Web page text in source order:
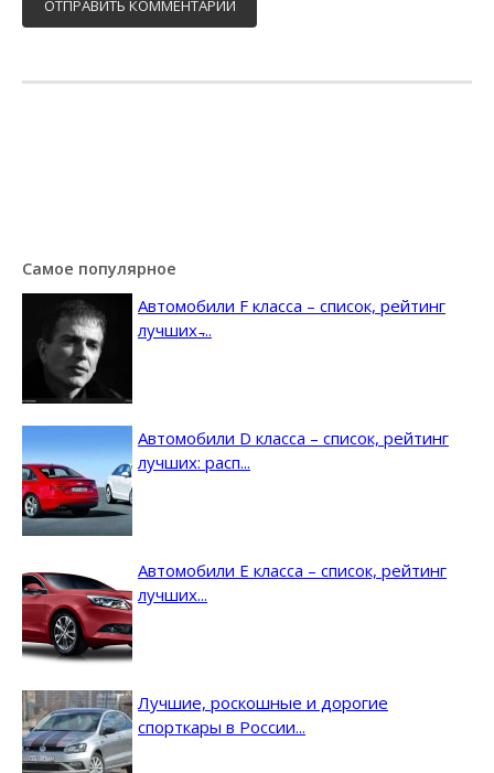
Самое популярное
Автомобили F класса – список, рейтинг
лучших ̵...
Автомобили D класса – список, рейтинг
лучших: расп...
Автомобили E класса – список, рейтинг
лучших...
Лучшие, роскошные и дорогие
спорткары в России...